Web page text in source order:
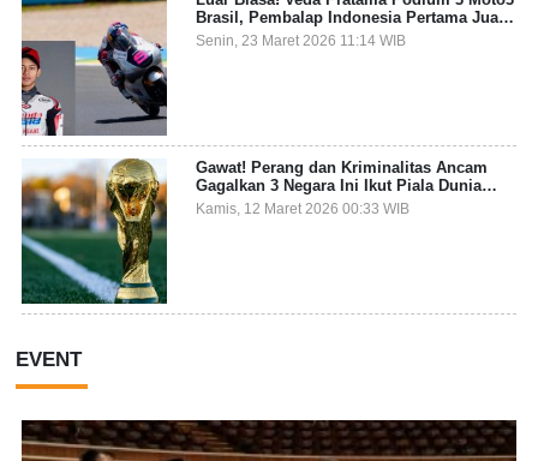
Brasil, Pembalap Indonesia Pertama Juara
Grand Prix
Senin, 23 Maret 2026 11:14 WIB
Gawat! Perang dan Kriminalitas Ancam
Gagalkan 3 Negara Ini Ikut Piala Dunia
2026
Kamis, 12 Maret 2026 00:33 WIB
EVENT